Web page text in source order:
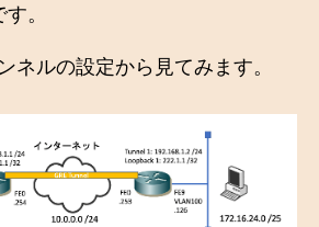
。
ネルの設定から見てみます。